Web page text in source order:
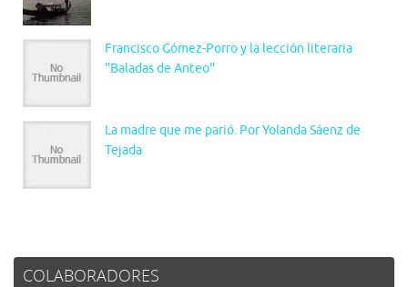
Francisco Gómez-Porro y la lección literaria
''Baladas de Anteo''
La madre que me parió. Por Yolanda Sáenz de
Tejada
COLABORADORES